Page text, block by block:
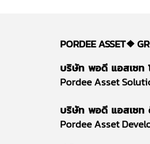
PORDEE ASSET❖
บริษัท พอดี แอสเซท
Pordee Asset
บริษัท พอดี แอสเซท
Pordee Asset